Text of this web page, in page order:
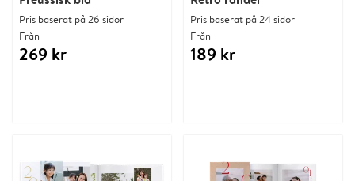
Pris baserat på 26 sidor
Från
269 kr
Pris baserat på 24 sidor
Från
189 kr